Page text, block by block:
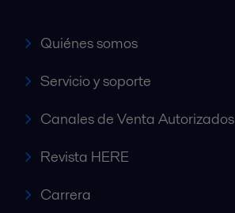
Quiénes somos
Servicio y soporte
Canales de Venta Autorizados
Revista HERE
Carrera